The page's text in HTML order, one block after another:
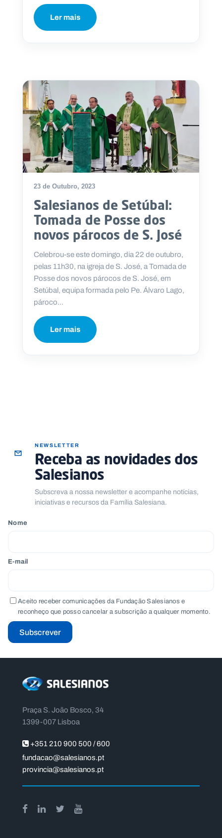
Ler mais
23 de Outubro, 2023
Salesianos de Setúbal:
Tomada de Posse dos
novos párocos de S. José
Celebrou-se este domingo, dia 22 de outubro,
pelas 11h30, na igreja de S. José, a Tomada de
Posse dos novos párocos de S. José, em
Setúbal, equipa formada pelo Pe. Álvaro Lago,
pároco...
Ler mais
NEWSLETTER
Receba as novidades dos
Salesianos
Subscreva a nossa newsletter e acompanhe notícias,
iniciativas e recursos da Família Salesiana.
Nome
E-mail
Aceito receber comunicações da Fundação Salesianos e
reconheço que posso cancelar a subscrição a qualquer momento.
Subscrever
Praça S. João Bosco, 34
1399-007 Lisboa
+351 210 900 500 / 600
fundacao@salesianos.pt
provincia@salesianos.pt